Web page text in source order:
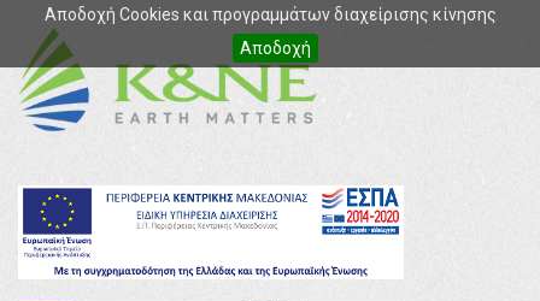
Αποδοχή Cookies και προγραμμάτων διαχείρισης κίνησης
Αποδοχή